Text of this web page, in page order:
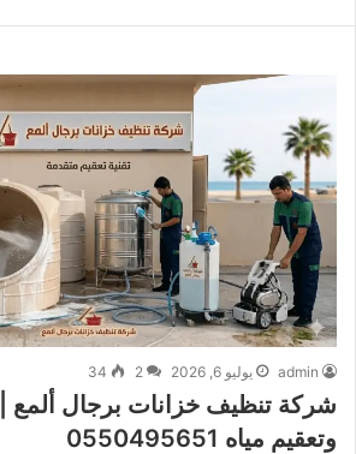
admin يوليو 6, 2026 2
34
وتعقيم مياه 0550495651